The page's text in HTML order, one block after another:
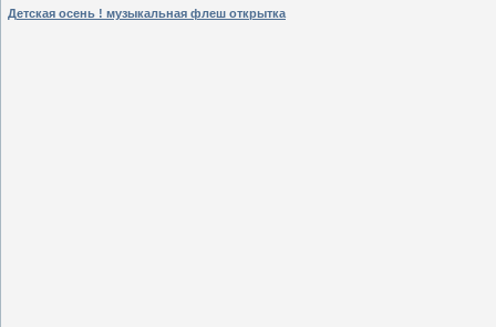
Детская осень ! музыкальная флеш открытка